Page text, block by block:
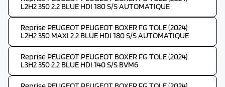
L2H2 350 2.2 BLUE HDI 180 S/S AUTOMATIQUE
Reprise PEUGEOT PEUGEOT BOXER FG TOLE (2024)
L2H2 350 MAXI 2.2 BLUE HDI 180 S/S AUTOMATIQUE
Reprise PEUGEOT PEUGEOT BOXER FG TOLE (2024)
L3H2 350 2.2 BLUE HDI 140 S/S BVM6